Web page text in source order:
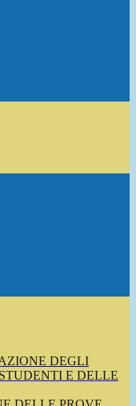
DEGLI
E DELLE